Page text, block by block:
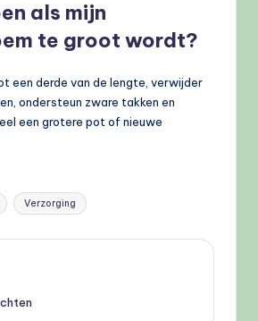
als mijn
te groot wordt?
een derde van de lengte, verwijder
ondersteun zware takken en
een grotere pot of nieuwe
Verzorging